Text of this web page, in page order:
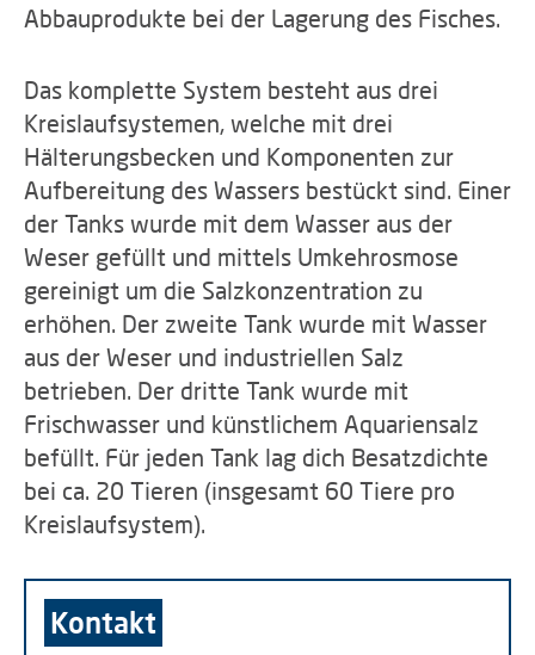
Abbauprodukte bei der Lagerung des Fisches.
Das komplette System besteht aus drei
Kreislaufsystemen, welche mit drei
Hälterungsbecken und Komponenten zur
Aufbereitung des Wassers bestückt sind. Einer
der Tanks wurde mit dem Wasser aus der
Weser gefüllt und mittels Umkehrosmose
gereinigt um die Salzkonzentration zu
erhöhen. Der zweite Tank wurde mit Wasser
aus der Weser und industriellen Salz
betrieben. Der dritte Tank wurde mit
Frischwasser und künstlichem Aquariensalz
befüllt. Für jeden Tank lag dich Besatzdichte
bei ca. 20 Tieren (insgesamt 60 Tiere pro
Kreislaufsystem).
Kontakt